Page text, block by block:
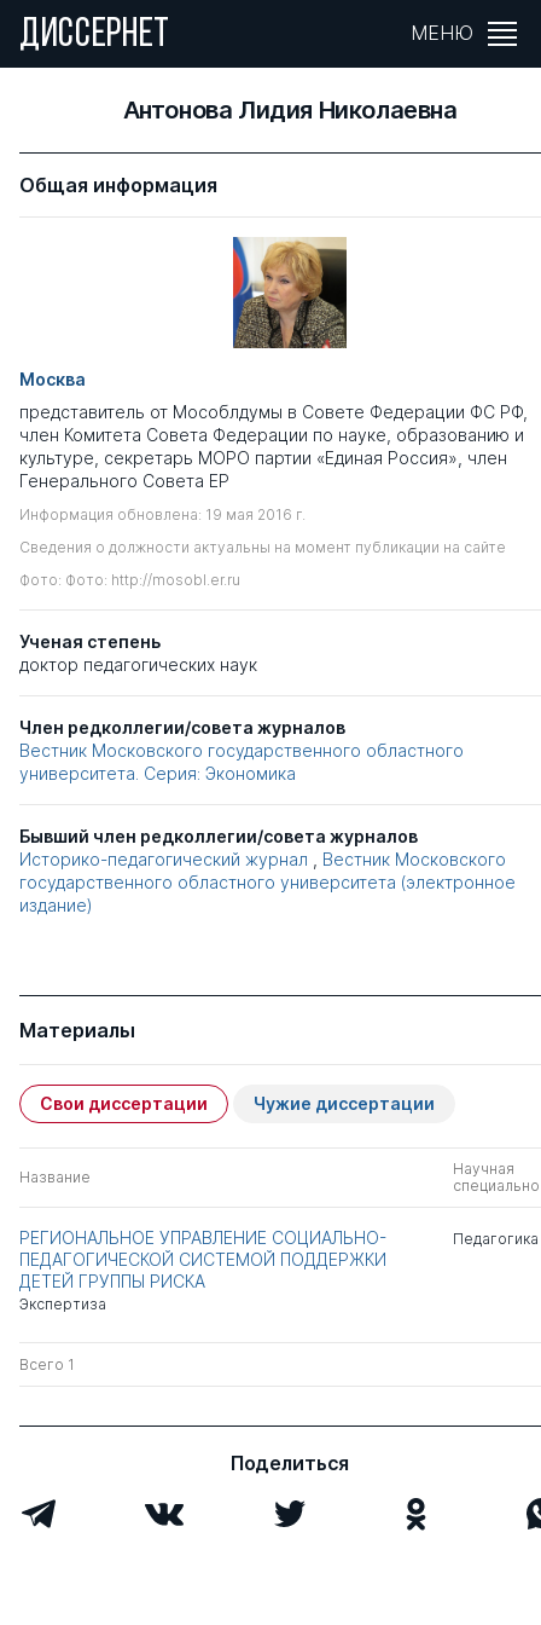
ДИССЕРНЕТ МЕНЮ
Антонова Лидия Николаевна
Общая информация
Москва
представитель от Мособлдумы в Совете Федерации ФС РФ,
член Комитета Совета Федерации по науке, образованию и
культуре, секретарь МОРО партии «Единая Россия», член
Генерального Совета ЕР
Информация обновлена: 19 мая 2016 г.
Сведения о должности актуальны на момент публикации на сайте
Фото: Фото: http://mosobl.er.ru
Ученая степень
доктор педагогических наук
Член редколлегии/совета журналов
Вестник Московского государственного областного
университета. Серия: Экономика
Бывший член редколлегии/совета журналов
Историко-педагогический журнал
Вестник Московского
государственного областного университета (электронное
издание)
Материалы
Свои диссертации Чужие диссертации
Название
Научная
РЕГИОНАЛЬНОЕ УПРАВЛЕНИЕ СОЦИАЛЬНО-
ПЕДАГОГИЧЕСКОЙ СИСТЕМОЙ ПОДДЕРЖКИ
ДЕТЕЙ ГРУППЫ РИСКА
Экспертиза
Педагогика
Всего 1
Поделиться